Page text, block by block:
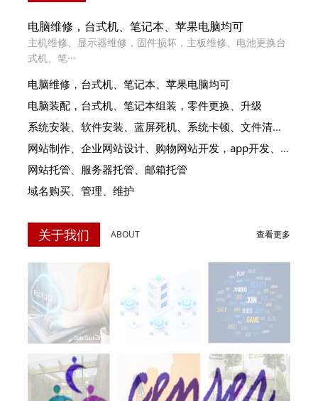
电脑维修，台式机、笔记本、苹果电脑均可
主机维修、显示器维修，固件损坏，主板维修、电池更换台
式机、笔···
电脑维修，台式机、笔记本、苹果电脑均可
电脑装配，台式机、笔记本组装，零件更换、升级
系统安装、软件安装、蓝屏死机、系统卡顿、文件清理，数据恢复
网站制作、企业网站设计、购物网站开发，app开发、谷歌排名
网站托管、服务器托管、邮箱托管
域名购买、管理、维护
关于我们 ABOUT 查看更多